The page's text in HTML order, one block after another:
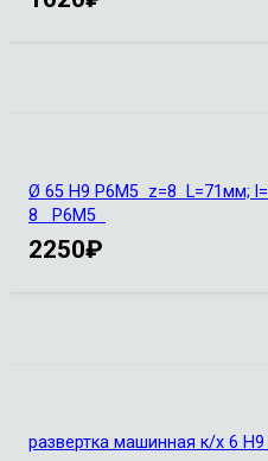
Ø 65 Н9 Р6М5 z=8 L=71мм;
8 Р6М5
2250₽
развертка машинная к/х 6